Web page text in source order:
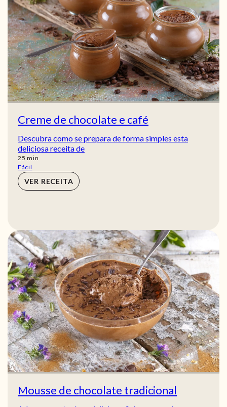
Creme de chocolate e café
Descubra como se prepara de forma simples esta
deliciosa receita de
25 min
min
Fácil
VER RECEITA
Mousse de chocolate tradicional